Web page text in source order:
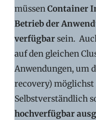
müssenContainer
Betrieb der
verfügbarsein.
auf den gleichen
Anwendungen, um
recovery)
Selbstverständlich
hochverfügbar